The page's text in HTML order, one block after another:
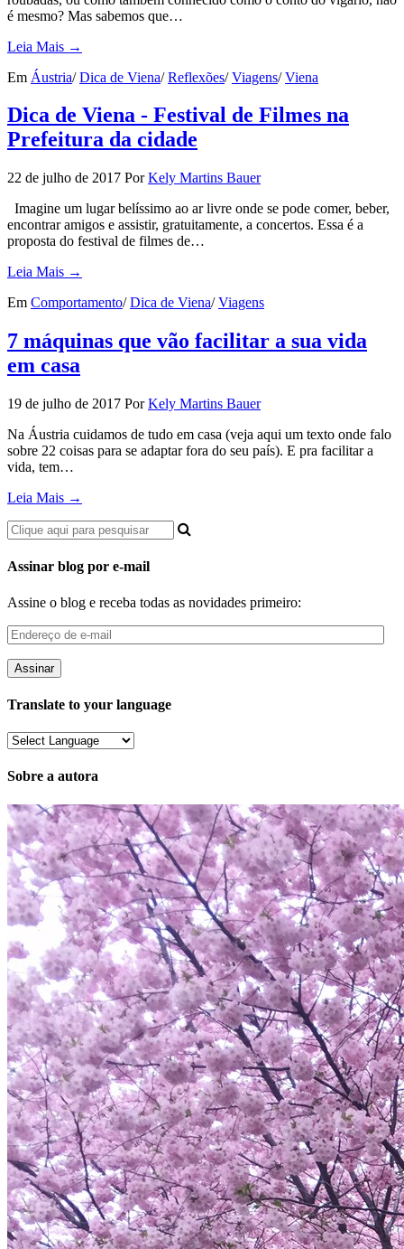
é mesmo? Mas sabemos que…
Leia Mais →
Em Áustria/ Dica de Viena/ Reflexões/ Viagens/ Viena
Dica de Viena - Festival de Filmes na
Prefeitura da cidade
22 de julho de 2017 Por Kely Martins Bauer
Imagine um lugar belíssimo ao ar livre onde se pode comer, beber,
encontrar amigos e assistir, gratuitamente, a concertos. Essa é a
proposta do festival de filmes de…
Leia Mais →
Em Comportamento/ Dica de Viena/ Viagens
7 máquinas que vão facilitar a sua vida
em casa
19 de julho de 2017 Por Kely Martins Bauer
Na Áustria cuidamos de tudo em casa (veja aqui um texto onde falo
sobre 22 coisas para se adaptar fora do seu país). E pra facilitar a
vida, tem…
Leia Mais →
Assinar blog por e-mail
Assine o blog e receba todas as novidades primeiro:
Endereço
de
e-
mail
Translate to your language
Sobre a autora